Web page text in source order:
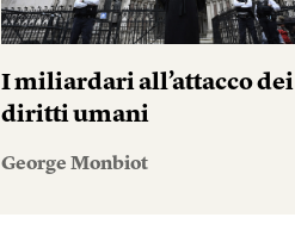
I miliardari all’attacco dei
diritti umani
George Monbiot